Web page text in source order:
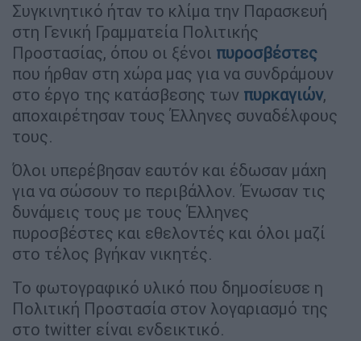
Συγκινητικό ήταν το κλίμα την Παρασκευή
στη Γενική Γραμματεία Πολιτικής
Προστασίας, όπου οι ξένοι πυροσβέστες
που ήρθαν στη χώρα μας για να συνδράμουν
στο έργο της κατάσβεσης των πυρκαγιών,
αποχαιρέτησαν τους Έλληνες συναδέλφους
τους.
Όλοι υπερέβησαν εαυτόν και έδωσαν μάχη
για να σώσουν το περιβάλλον. Ένωσαν τις
δυνάμεις τους με τους Έλληνες
πυροσβέστες και εθελοντές και όλοι μαζί
στο τέλος βγήκαν νικητές.
Το φωτογραφικό υλικό που δημοσίευσε η
Πολιτική Προστασία στον λογαριασμό της
στο twitter είναι ενδεικτικό.